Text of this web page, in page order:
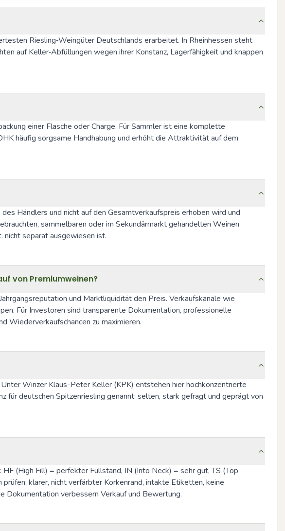
Riesling‑Weingüter Deutschlands erarbeitet. In Rheinhessen steht
auf Keller‑Abfüllungen wegen ihrer Konstanz, Lagerfähigkeit und knappen
einer Flasche oder Charge. Für Sammler ist eine komplette
häufig sorgsame Handhabung und erhöht die Attraktivität auf dem
Händlers und nicht auf den Gesamtverkaufspreis erhoben wird und
sammelbaren oder im Sekundärmarkt gehandelten Weinen
nicht separat ausgewiesen ist.
von Premiumweinen?
und Marktliquidität den Preis. Verkaufskanäle wie
Für Investoren sind transparente Dokumentation, professionelle
Wiederverkaufschancen zu maximieren.
Winzer Klaus-Peter Keller (KPK) entstehen hier hochkonzentrierte
deutschen Spitzenriesling genannt: selten, stark gefragt und geprägt von
(High Fill) = perfekter Füllstand, IN (Into Neck) = sehr gut, TS (Top
klarer, nicht verfärbter Korkenrand, intakte Etiketten, keine
Dokumentation verbessern Verkauf und Bewertung.